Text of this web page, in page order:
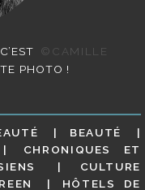
©CAMILLE
PHOTO !
BEAUTÉ
CHRONIQUES ET
CULTURE
HÔTELS DE